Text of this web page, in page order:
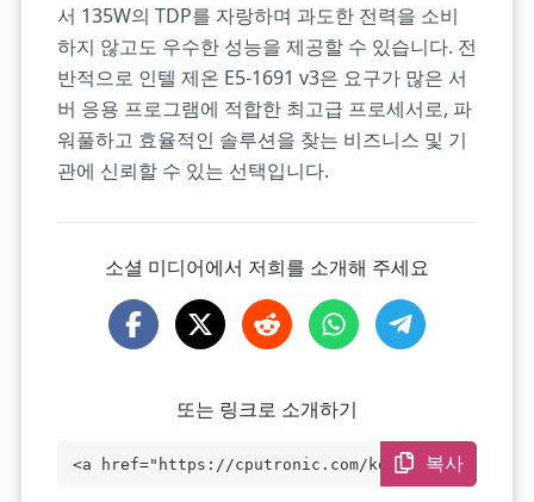
서 135W의 TDP를 자랑하며 과도한 전력을 소비
하지 않고도 우수한 성능을 제공할 수 있습니다. 전
반적으로 인텔 제온 E5-1691 v3은 요구가 많은 서
버 응용 프로그램에 적합한 최고급 프로세서로, 파
워풀하고 효율적인 솔루션을 찾는 비즈니스 및 기
관에 신뢰할 수 있는 선택입니다.
소셜 미디어에서 저희를 소개해 주세요
또는 링크로 소개하기
<a href="https://cputronic.com/ko/cpu/in
복사